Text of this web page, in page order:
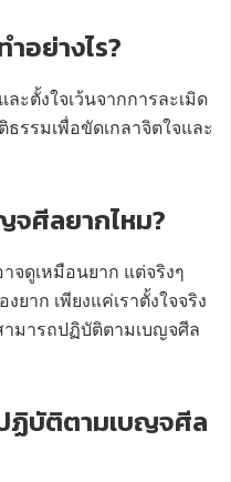
อย่างไร?
ะตั้งใจเว้นจากการละเมิด
รรมเพื่อขัดเกลาจิตใจและ
จศีลยากไหม?
จดูเหมือนยาก แต่จริงๆ
ยาก เพียงแค่เราตั้งใจจริง
มารถปฏิบัติตามเบญจศีล
ฏิบัติตามเบญจศีล